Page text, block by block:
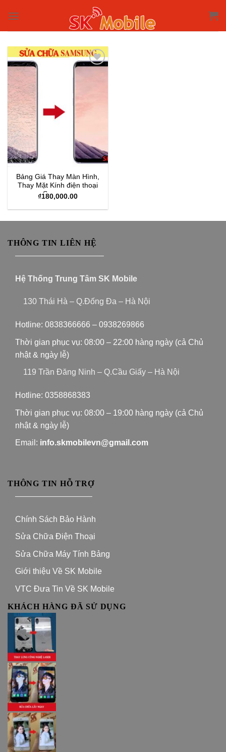
content
Bảng Giá Thay Màn Hình,
Thay Mặt Kính điện thoại
Samsung
₫180,000.00
THÔNG TIN LIÊN HỆ
———————————
Hệ Thống Trung Tâm SK Mobile
130 Thái Hà – Q.Đống Đa – Hà Nội
Hotline: 0838366666 – 0938269866
Thời gian phục vụ: 08:00 – 22:00 hàng ngày (cả Chủ
nhật & ngày lễ)
119 Trần Đăng Ninh – Q.Cầu Giấy – Hà Nội
Hotline: 0358868383
Thời gian phục vụ: 08:00 – 19:00 hàng ngày (cả Chủ
nhật & ngày lễ)
Email: info.skmobilevn@gmail.com
THÔNG TIN HỖ TRỢ
—————————–
Chính Sách Bảo Hành
Sửa Chữa Điện Thoại
Sửa Chữa Máy Tính Bảng
Giới thiệu Về SK Mobile
VTC Đưa Tin Về SK Mobile
KHÁCH HÀNG ĐÃ SỬ DỤNG